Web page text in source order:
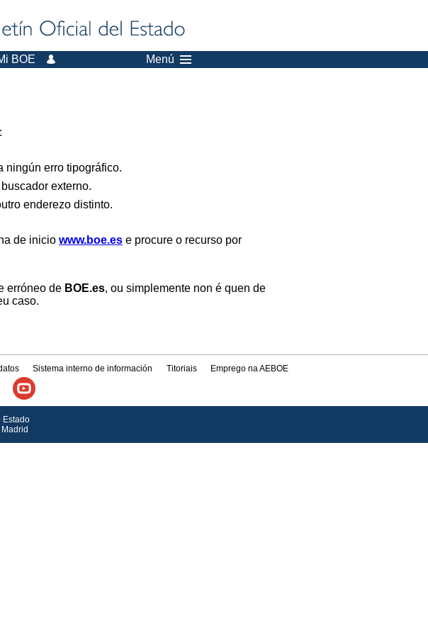
BOE Menú
ningún erro tipográfico.
externo.
enderezo distinto.
de inicio www.boe.es e procure o recurso por
erróneo de BOE.es, ou simplemente non é quen de
caso.
Sistema interno de información Titoriais Emprego na AEBOE
Estado